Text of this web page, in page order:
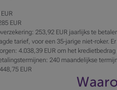
EUR
253,92 EUR jaarlijks te
tarief, voor een 35-jarige niet-roker.
4.038,39 EUR om het
240 maandelijkse
EUR